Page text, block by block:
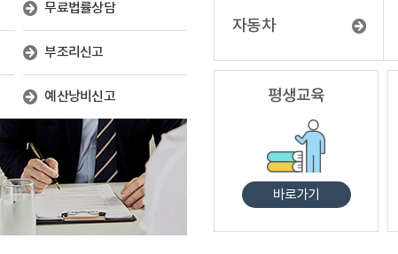
무료법률상담
부조리신고
예산낭비신고
자동차
평생교육
바로가기